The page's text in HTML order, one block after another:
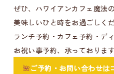
ぜひ、ハワイアンカフェ魔法
美味しいひと時をお過ごしくだ
ランチ予約・カフェ予約・デ
お祝い事予約、承っております
🌺ご予約・お問い合わせは